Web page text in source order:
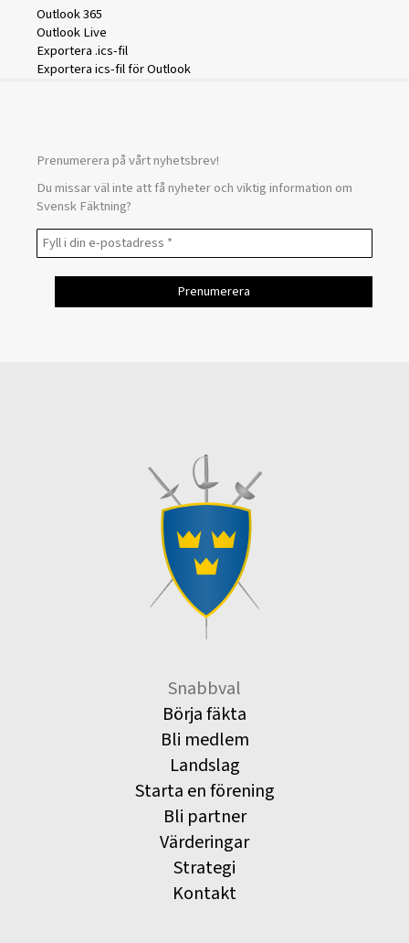
Outlook 365
Outlook Live
Exportera .ics-fil
Exportera ics-fil för Outlook
Prenumerera på vårt nyhetsbrev!
Du missar väl inte att få nyheter och viktig information om
Svensk Fäktning?
Snabbval
Börja fäkta
Bli medlem
Landslag
Starta en förening
Bli partner
Värderingar
Strategi
Kontakt